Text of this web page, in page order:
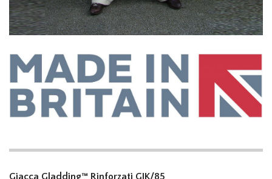
Giacca Gladding™ Rinforzati GJK/85